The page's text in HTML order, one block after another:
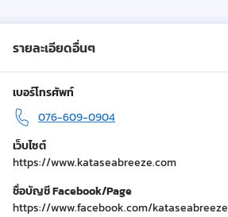
รายละเอียดอื่นๆ
เบอร์โทรศัพท์
076-609-0904
เว็บไซต์
https://www.kataseabreeze.com
ชื่อบัญชี Facebook/Page
https://www.facebook.com/kataseabreeze